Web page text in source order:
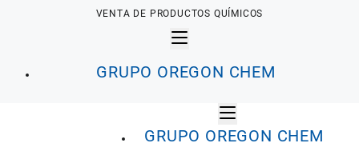
VENTA DE PRODUCTOS QUÍMICOS
GRUPO OREGON CHEM
GRUPO OREGON CHEM